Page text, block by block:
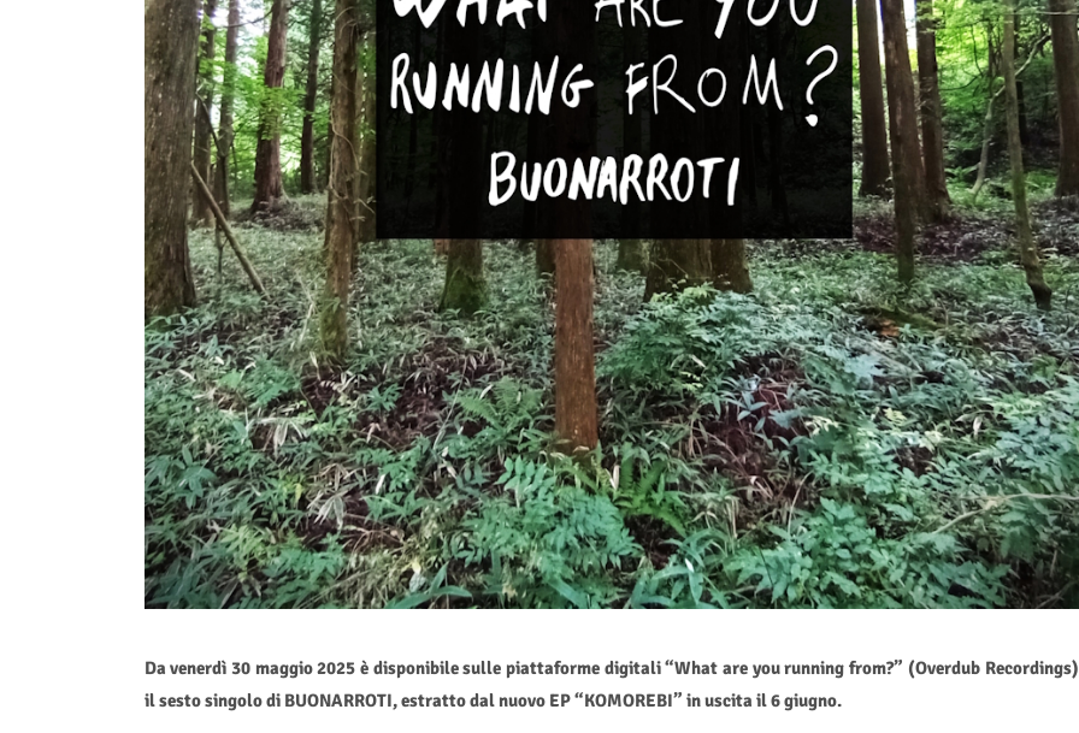
Da venerdì 30 maggio 2025 è disponibile sulle piattaforme digitali “What are you running from?” (Overdub
il sesto singolo di BUONARROTI, estratto dal nuovo EP “KOMOREBI” in uscita il 6 giugno.